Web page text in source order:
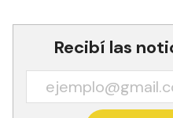
Recibí las